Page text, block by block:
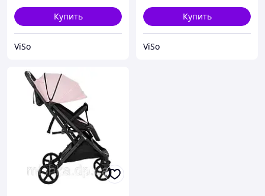
Купить
ViSo
Купить
ViSo